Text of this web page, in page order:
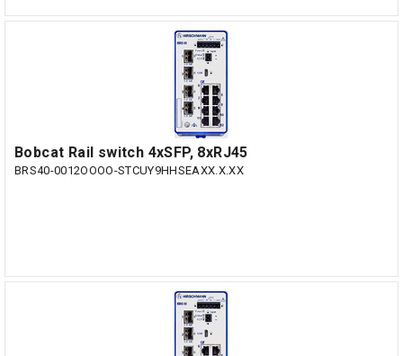
Bobcat Rail switch 4xSFP, 8xRJ45
BRS40-0012OOOO-STCUY9HHSEAXX.X.XX